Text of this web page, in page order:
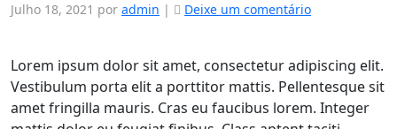
Julho 18, 2021 por admin | Deixe um comentário
Lorem ipsum dolor sit amet, consectetur adipiscing elit.
Vestibulum porta elit a porttitor mattis. Pellentesque sit
amet fringilla mauris. Cras eu faucibus lorem. Integer